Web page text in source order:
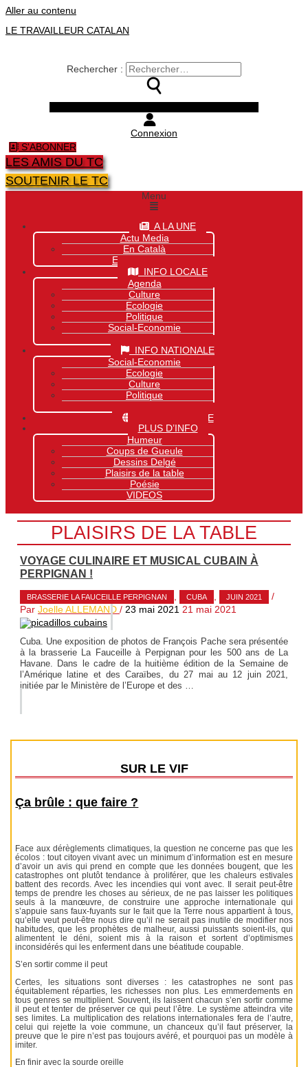
Aller au contenu
LE TRAVAILLEUR CATALAN
Rechercher :
Connexion
S'ABONNER
LES AMIS DU TC
SOUTENIR LE TC
Menu
A LA UNE
Actu Media
En Català
Exclusivité Site
INFO LOCALE
Agenda
Culture
Ecologie
Politique
Social-Economie
INFO NATIONALE
Social-Economie
Ecologie
Culture
Politique
INFO MONDIALE
PLUS D’INFO
Humeur
Coups de Gueule
Dessins Delgé
Plaisirs de la table
Poésie
VIDEOS
PLAISIRS DE LA TABLE
VOYAGE CULINAIRE ET MUSICAL CUBAIN À
PERPIGNAN !
BRASSERIE LA FAUCEILLE PERPIGNAN CUBA JUIN 2021
/
ParJoelle ALLEMAND / 23 mai 2021 21 mai 2021
Cuba. Une exposition de photos de François Pache sera présentée
à la brasserie La Fauceille à Perpignan pour les 500 ans de La
Havane. Dans le cadre de la huitième édition de la Semaine de
l’Amérique latine et des Caraïbes, du 27 mai au 12 juin 2021,
initiée par le Ministère de l’Europe et des …
SUR LE VIF
Ça brûle : que faire ?
Face aux dérèglements climatiques, la question ne concerne pas que les
écolos : tout citoyen vivant avec un minimum d’information est en mesure
d’avoir un avis qui prend en compte que les données bougent, que les
catastrophes ont plutôt tendance à proliférer, que les chaleurs estivales
battent des records. Avec les incendies qui vont avec. Il serait peut-être
temps de prendre les choses au sérieux, de ne pas laisser les politiques
seuls à la manœuvre, de construire une approche internationale qui
s’appuie sans faux-fuyants sur le fait que la Terre nous appartient à tous,
qu’elle veut peut-être nous dire qu’il ne serait pas inutile de modifier nos
habitudes, que les prophètes de malheur, aussi puissants soient-ils, qui
alimentent le déni, soient mis à la raison et sortent d’optimismes
inconsidérés qui les enferment dans une béatitude coupable.
S’en sortir comme il peut
Certes, les situations sont diverses : les catastrophes ne sont pas
équitablement réparties, les richesses non plus. Les emmerdements en
tous genres se multiplient. Souvent, ils laissent chacun s’en sortir comme
il peut et tenter de préserver ce qui peut l’être. Le système atteindra vite
ses limites. La multiplication des relations internationales fera de l’autre,
celui qui rejette la voie commune, un chanceux qu’il faut préserver, la
preuve que le pire n’est pas toujours avéré, et pourquoi pas un modèle à
imiter.
En finir avec la sourde oreille